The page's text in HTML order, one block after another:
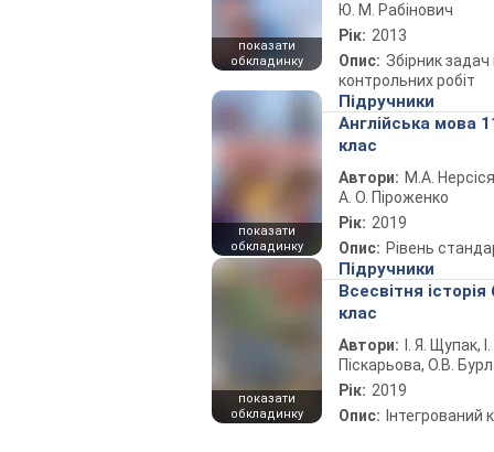
показати
обкладинку
Ю. М. Рабінович
Рік: 2013
Опис: Збірник задач
контрольних робіт
показати
обкладинку
Підручники
Англійська мова
клас
Автори: М.А.
А. О. Піроженко
Рік: 2019
Опис: Рівень
показати
обкладинку
Підручники
Всесвітня історія
клас
Автори:
І. Я. Щупак,
Піскарьова, О.В.
Рік: 2019
Опис: Інтегрований